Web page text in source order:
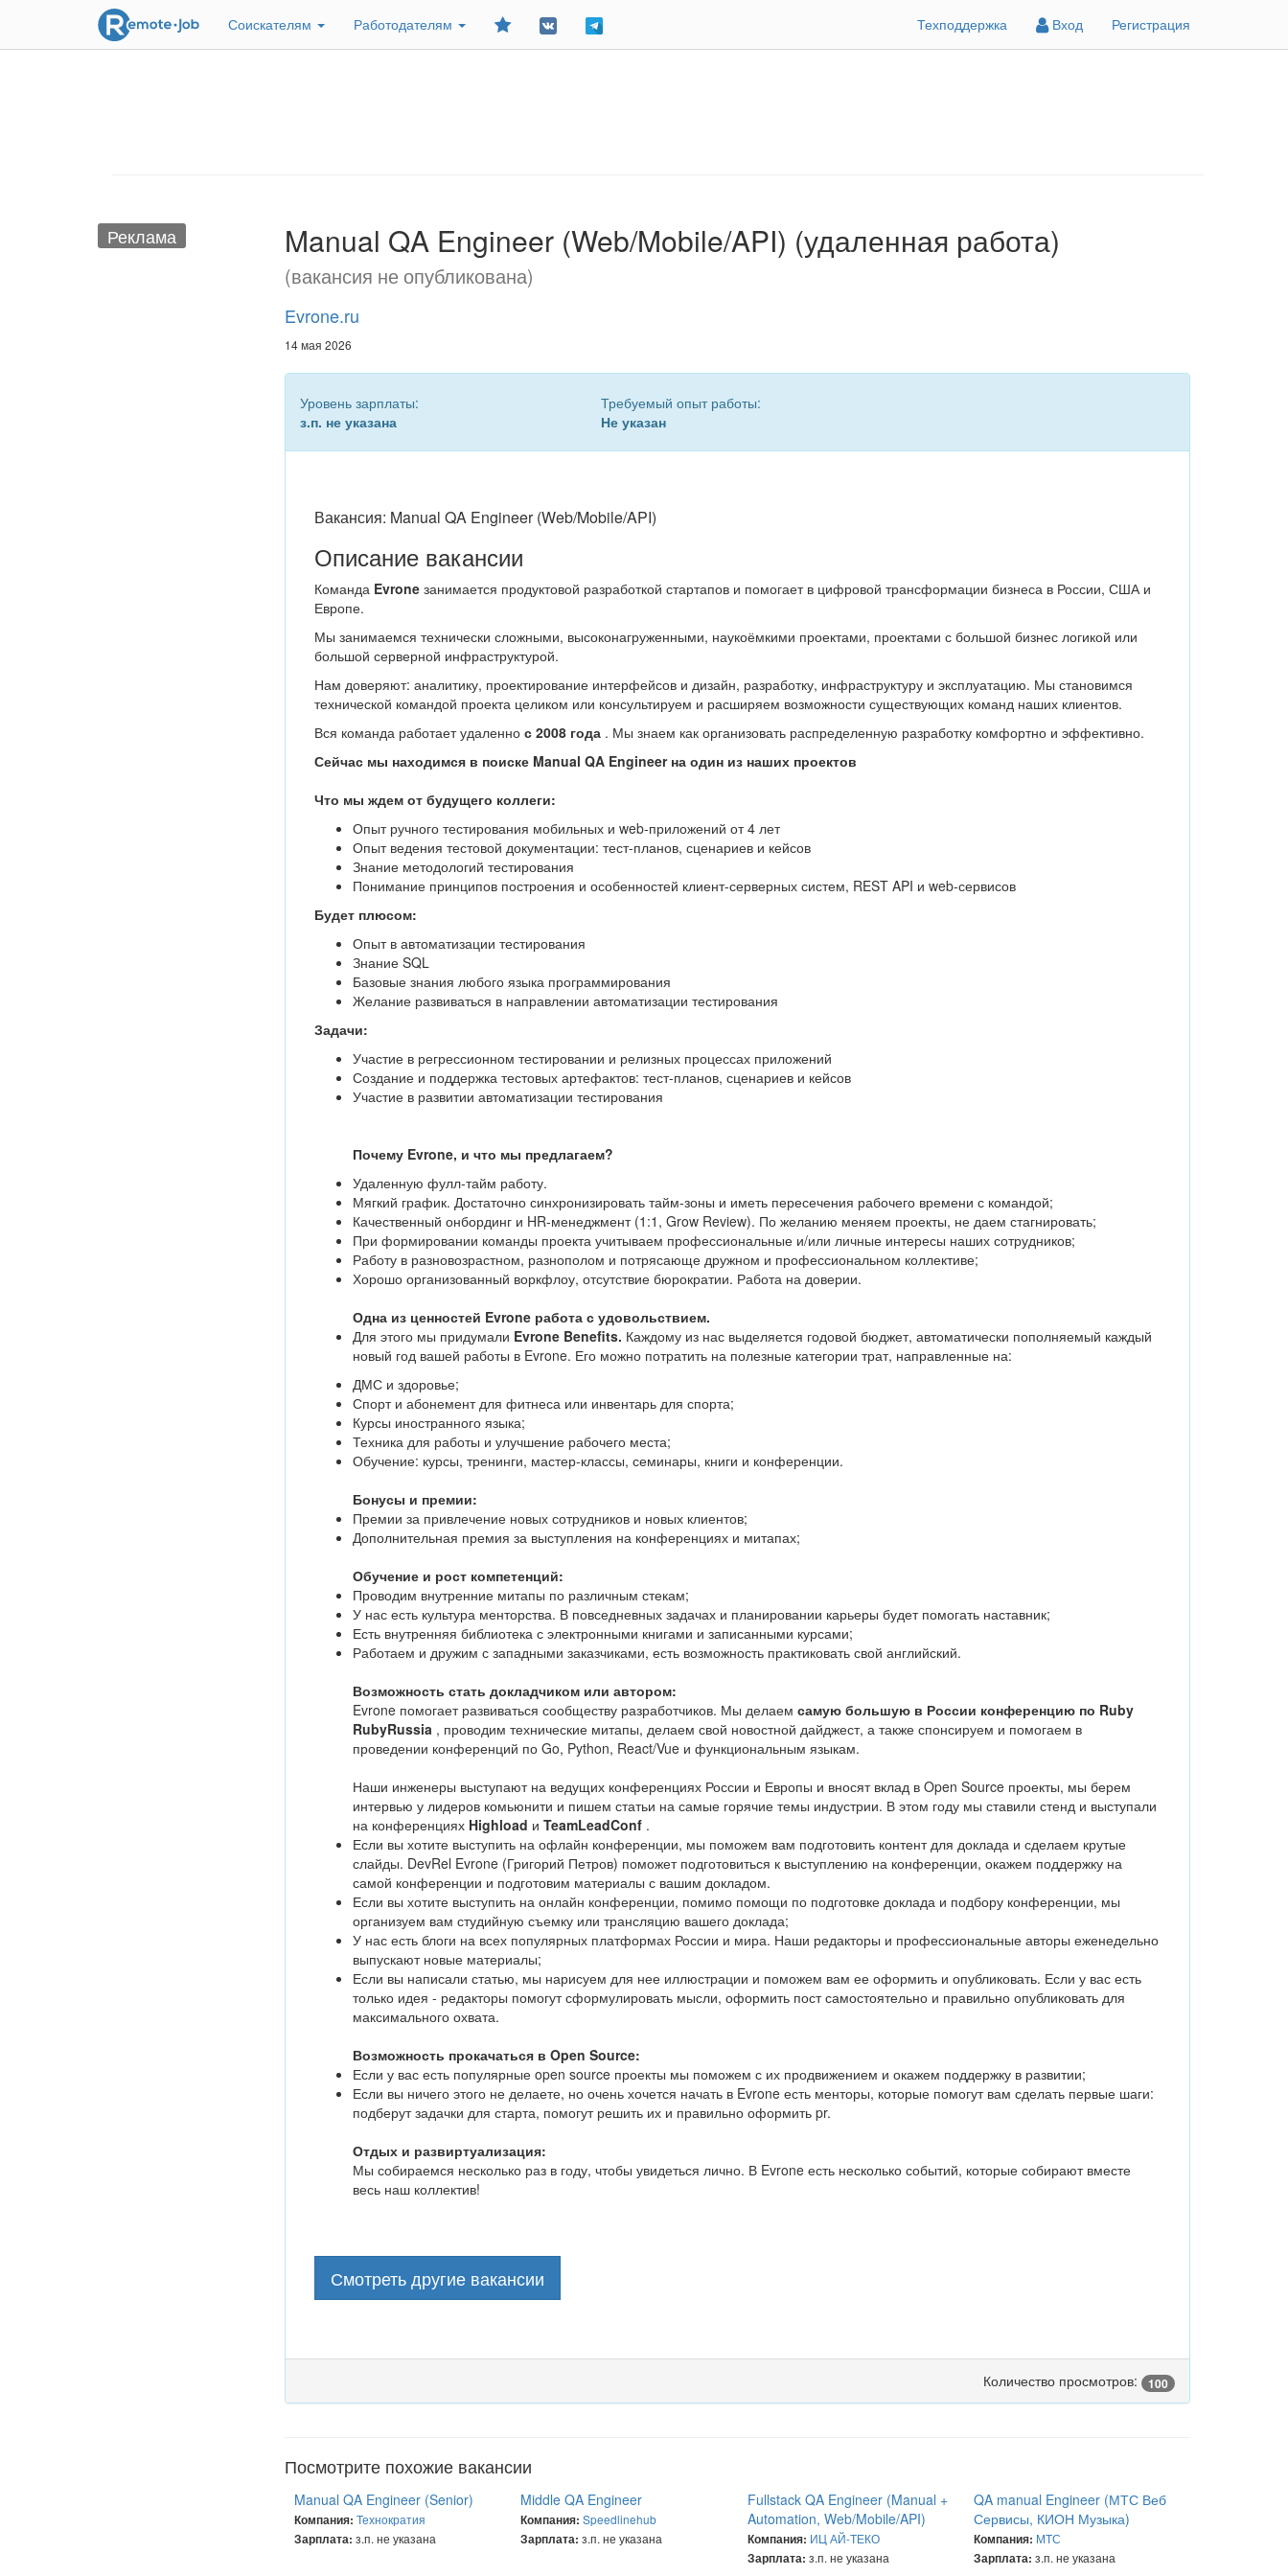
Соискателям Работодателям
Добавить
Техподдержка Вход Регистрация
Реклама Manual QA Engineer (Web/Mobile/API) (удаленная работа)
(вакансия не опубликована)
Evrone.ru
14 мая 2026
Уровень зарплаты:
з.п. не указана
Требуемый опыт работы:
Не указан
Вакансия: Manual QA Engineer (Web/Mobile/API)
Описание вакансии
Команда Evrone занимается продуктовой разработкой стартапов и помогает в цифровой трансформации бизнеса в России, США и
Европе.
Мы занимаемся технически сложными, высоконагруженными, наукоёмкими проектами, проектами с большой бизнес логикой или
большой серверной инфраструктурой.
Нам доверяют: аналитику, проектирование интерфейсов и дизайн, разработку, инфраструктуру и эксплуатацию. Мы становимся
технической командой проекта целиком или консультируем и расширяем возможности существующих команд наших клиентов.
Вся команда работает удаленно с 2008 года . Мы знаем как организовать распределенную разработку комфортно и эффективно.
Сейчас мы находимся в поиске Manual QA Engineer на один из наших проектов
Что мы ждем от будущего коллеги:
Опыт ручного тестирования мобильных и web-приложений от 4 лет
Опыт ведения тестовой документации: тест-планов, сценариев и кейсов
Знание методологий тестирования
Понимание принципов построения и особенностей клиент-серверных систем, REST API и web-сервисов
Будет плюсом:
Опыт в автоматизации тестирования
Знание SQL
Базовые знания любого языка программирования
Желание развиваться в направлении автоматизации тестирования
Задачи:
Участие в регрессионном тестировании и релизных процессах приложений
Создание и поддержка тестовых артефактов: тест-планов, сценариев и кейсов
Участие в развитии автоматизации тестирования
Почему Evrone, и что мы предлагаем?
Удаленную фулл-тайм работу.
Мягкий график. Достаточно синхронизировать тайм-зоны и иметь пересечения рабочего времени с командой;
Качественный онбординг и HR-менеджмент (1:1, Grow Review). По желанию меняем проекты, не даем стагнировать;
При формировании команды проекта учитываем профессиональные и/или личные интересы наших сотрудников;
Работу в разновозрастном, разнополом и потрясающе дружном и профессиональном коллективе;
Хорошо организованный воркфлоу, отсутствие бюрократии. Работа на доверии.
Одна из ценностей Evrone работа с удовольствием.
Для этого мы придумали Evrone Benefits. Каждому из нас выделяется годовой бюджет, автоматически пополняемый каждый
новый год вашей работы в Evrone. Его можно потратить на полезные категории трат, направленные на:
ДМС и здоровье;
Спорт и абонемент для фитнеса или инвентарь для спорта;
Курсы иностранного языка;
Техника для работы и улучшение рабочего места;
Обучение: курсы, тренинги, мастер-классы, семинары, книги и конференции.
Бонусы и премии:
Премии за привлечение новых сотрудников и новых клиентов;
Дополнительная премия за выступления на конференциях и митапах;
Обучение и рост компетенций:
Проводим внутренние митапы по различным стекам;
У нас есть культура менторства. В повседневных задачах и планировании карьеры будет помогать наставник;
Есть внутренняя библиотека с электронными книгами и записанными курсами;
Работаем и дружим с западными заказчиками, есть возможность практиковать свой английский.
Возможность стать докладчиком или автором:
Evrone помогает развиваться сообществу разработчиков. Мы делаем самую большую в России конференцию по Ruby
RubyRussia , проводим технические митапы, делаем свой новостной дайджест, а также спонсируем и помогаем в
проведении конференций по Go, Python, React/Vue и функциональным языкам.
Наши инженеры выступают на ведущих конференциях России и Европы и вносят вклад в Open Source проекты, мы берем
интервью у лидеров комьюнити и пишем статьи на самые горячие темы индустрии. В этом году мы ставили стенд и выступали
на конференциях Highload и TeamLeadConf .
Если вы хотите выступить на офлайн конференции, мы поможем вам подготовить контент для доклада и сделаем крутые
слайды. DevRel Evrone (Григорий Петров) поможет подготовиться к выступлению на конференции, окажем поддержку на
самой конференции и подготовим материалы с вашим докладом.
Если вы хотите выступить на онлайн конференции, помимо помощи по подготовке доклада и подбору конференции, мы
организуем вам студийную съемку или трансляцию вашего доклада;
У нас есть блоги на всех популярных платформах России и мира. Наши редакторы и профессиональные авторы еженедельно
выпускают новые материалы;
Если вы написали статью, мы нарисуем для нее иллюстрации и поможем вам ее оформить и опубликовать. Если у вас есть
только идея - редакторы помогут сформулировать мысли, оформить пост самостоятельно и правильно опубликовать для
максимального охвата.
Возможность прокачаться в Open Source:
Если у вас есть популярные open source проекты мы поможем с их продвижением и окажем поддержку в развитии;
Если вы ничего этого не делаете, но очень хочется начать в Evrone есть менторы, которые помогут вам сделать первые шаги:
подберут задачки для старта, помогут решить их и правильно оформить pr.
Отдых и развиртуализация:
Мы собираемся несколько раз в году, чтобы увидеться лично. В Evrone есть несколько событий, которые собирают вместе
весь наш коллектив!
Смотреть другие вакансии
Количество просмотров: 100
Посмотрите похожие вакансии
Manual QA Engineer (Senior)
Компания: Технократия
Зарплата: з.п. не указана
Middle QA Engineer
Компания: Speedlinehub
Зарплата: з.п. не указана
Fullstack QA Engineer (Manual +
Automation, Web/Mobile/API)
Компания: ИЦ АЙ-ТЕКО
Зарплата: з.п. не указана
QA manual Engineer (МТС Веб
Сервисы, КИОН Музыка)
Компания: МТС
Зарплата: з.п. не указана